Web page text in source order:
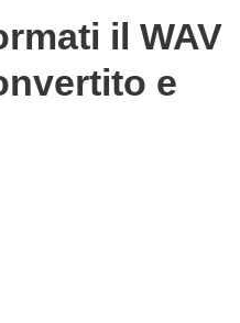
VLC, lettori
convertitori e riproduttori
possibile riprodurre i
fornito con il proprio